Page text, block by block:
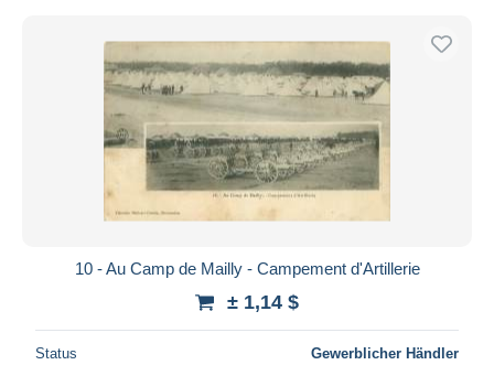
10 - Au Camp de Mailly - Campement d'Artillerie
± 1,14 $
Status Gewerblicher Händler